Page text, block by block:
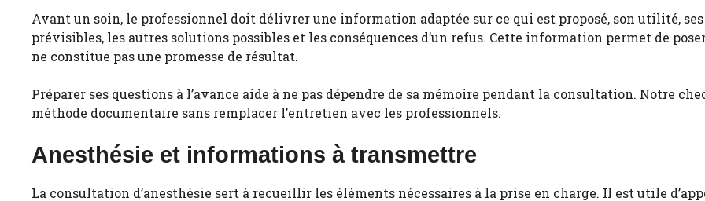
Avant un soin, le professionnel doit délivrer une information adaptée sur ce qui est proposé, son utilité,
prévisibles, les autres solutions possibles et les conséquences d’un refus. Cette information permet de
ne constitue pas une promesse de résultat.
Préparer ses questions à l’avance aide à ne pas dépendre de sa mémoire pendant la consultation. Notre
méthode documentaire sans remplacer l’entretien avec les professionnels.
Anesthésie et informations à transmettre
La consultation d’anesthésie sert à recueillir les éléments nécessaires à la prise en charge. Il est utile